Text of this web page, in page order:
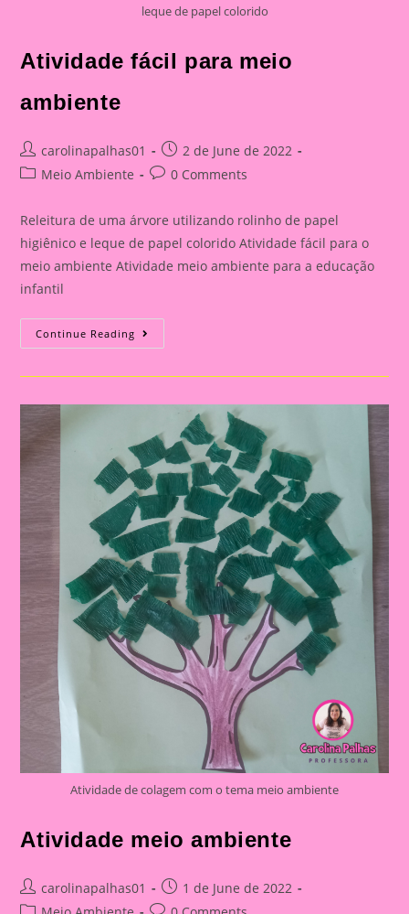
leque de papel colorido
Atividade fácil para meio
ambiente
Post
author:
carolinapalhas01
Post
published:
2 de June de 2022
PostMeio Ambiente
Post0 Comments
Releitura de uma árvore utilizando rolinho de papel
higiênico e leque de papel colorido Atividade fácil para o
meio ambiente Atividade meio ambiente para a educação
infantil
Continue Reading Atividade
Fácil
Meio
Atividade de colagem com o tema meio ambiente
Atividade meio ambiente
Post
author:
carolinapalhas01
Post
published:
1 de June de 2022